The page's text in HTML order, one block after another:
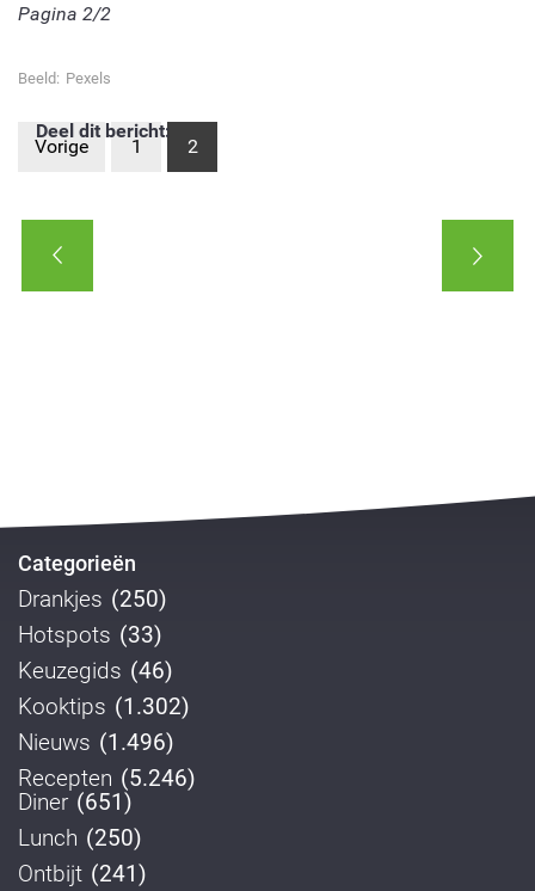
Pagina 2/2
Beeld: Pexels
Vorige 1 2
Deel dit bericht:
Categorieën
Drankjes (250)
Hotspots (33)
Keuzegids (46)
Kooktips (1.302)
Nieuws (1.496)
Recepten (5.246)
Diner (651)
Lunch (250)
Ontbijt (241)